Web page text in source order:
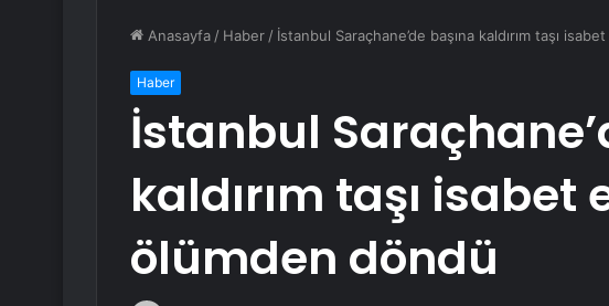
Anasayfa / Haber / İstanbul Saraçhane’de başına kaldırım taşı
Haber
İstanbul
kaldırım taşı isabet
ölümden döndü